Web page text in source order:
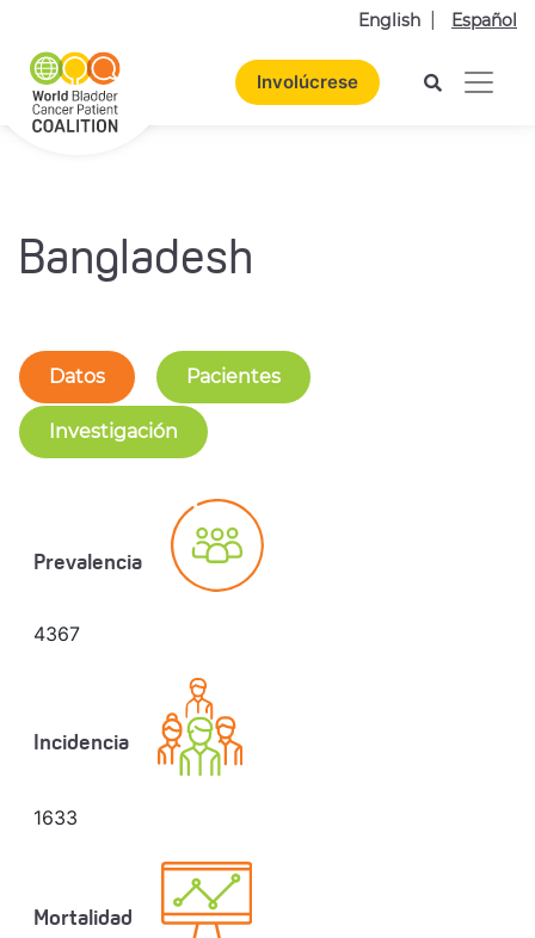
English Español
Involúcrese
Bangladesh
Datos Pacientes
Investigación
Prevalencia
4367
Incidencia
1633
Mortalidad